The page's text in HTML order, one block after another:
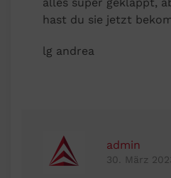
hast du sie jetzt
lg andrea
admin
30. März